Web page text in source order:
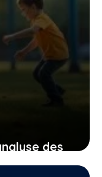
des
matière